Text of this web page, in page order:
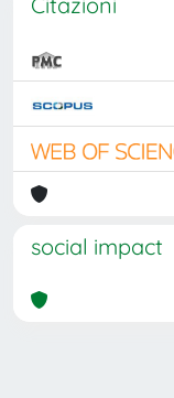
social impact